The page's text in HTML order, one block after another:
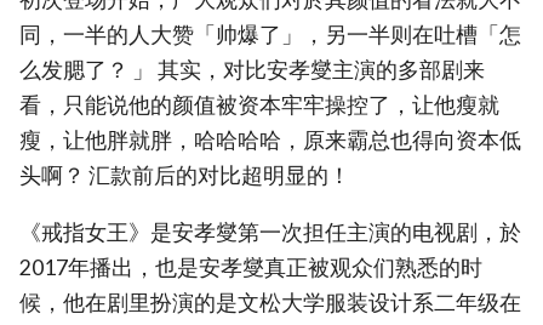
同，一半的人大赞「帅爆了」，另一半则在吐槽「怎
么发腮了？ 」 其实，对比安孝燮主演的多部剧来
看，只能说他的颜值被资本牢牢操控了，让他瘦就
瘦，让他胖就胖，哈哈哈哈，原来霸总也得向资本低
头啊？ 汇款前后的对比超明显的！
《戒指女王》是安孝燮第一次担任主演的电视剧，於
2017年播出，也是安孝燮真正被观众们熟悉的时
候，他在剧里扮演的是文松大学服装设计系二年级在